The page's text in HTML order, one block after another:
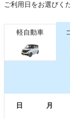
ご利用日をお選びく
軽自動車
日 月